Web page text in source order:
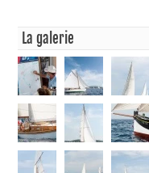
La galerie